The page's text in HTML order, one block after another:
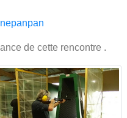
de cette rencontre .